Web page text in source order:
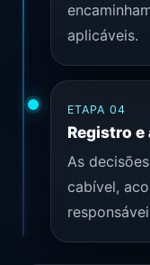
aplicáveis.
ETAPA 04
Registro
As
cabível,